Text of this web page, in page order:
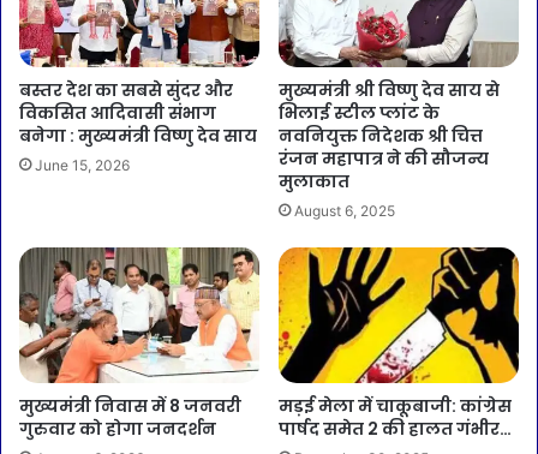
बस्तर देश का सबसे सुंदर और
विकसित आदिवासी संभाग
बनेगा : मुख्यमंत्री विष्णु देव साय
June 15, 2026
मुख्यमंत्री श्री विष्णु देव साय से
भिलाई स्टील प्लांट के
नवनियुक्त निदेशक श्री चित्त
रंजन महापात्र ने की सौजन्य
मुलाकात
August 6, 2025
मुख्यमंत्री निवास में 8 जनवरी
गुरुवार को होगा जनदर्शन
मड़ई मेला में चाकूबाजी: कांग्रेस
पार्षद समेत 2 की हालत गंभीर…